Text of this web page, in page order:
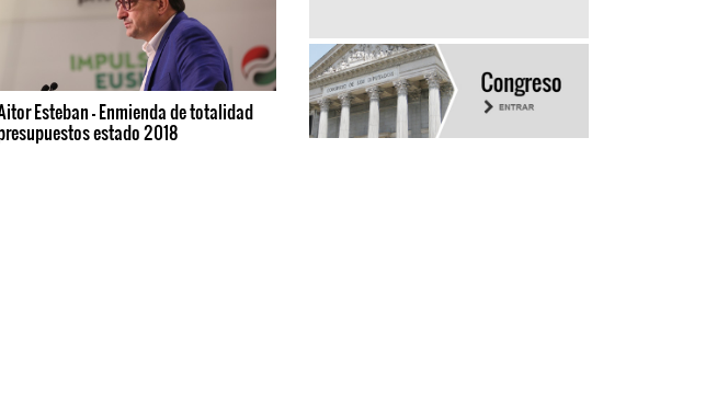
Esteban - Enmienda de totalidad
estado 2018